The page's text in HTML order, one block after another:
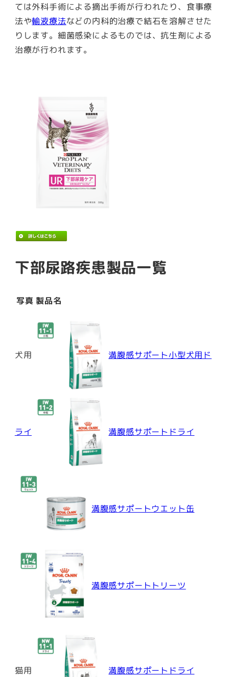
ては外科手術による摘出手術が行われたり、食事療
法や輸液療法などの内科的治療で結石を溶解させた
りします。細菌感染によるものでは、抗生剤による
治療が行われます。
下部尿路疾患製品一覧
写真 製品名
犬用 満腹感サポート小型犬用ド
ライ 満腹感サポートドライ
満腹感サポートウエット缶
満腹感サポートトリーツ
猫用 満腹感サポートドライ